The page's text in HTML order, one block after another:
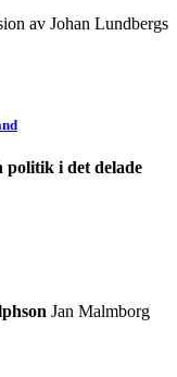
av Johan Lundbergs
politik i det delade
Jan Malmborg